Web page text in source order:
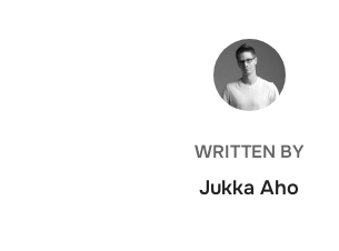
POST AUTHOR
WRITTEN BY
Jukka Aho